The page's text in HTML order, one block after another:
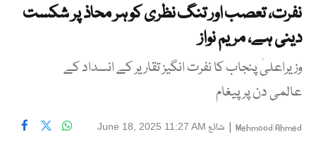
نفرت، تعصب اور تنگ نظری کو ہر محاذ پر شکست
دینی ہے، مریم نواز
وزیراعلیٰ پنجاب کا نفرت انگیز تقاریر کے انسداد کے
عالمی دن پر پیغام
Mehmood Ahmed
| شائع June 18, 2025 11:27 AM